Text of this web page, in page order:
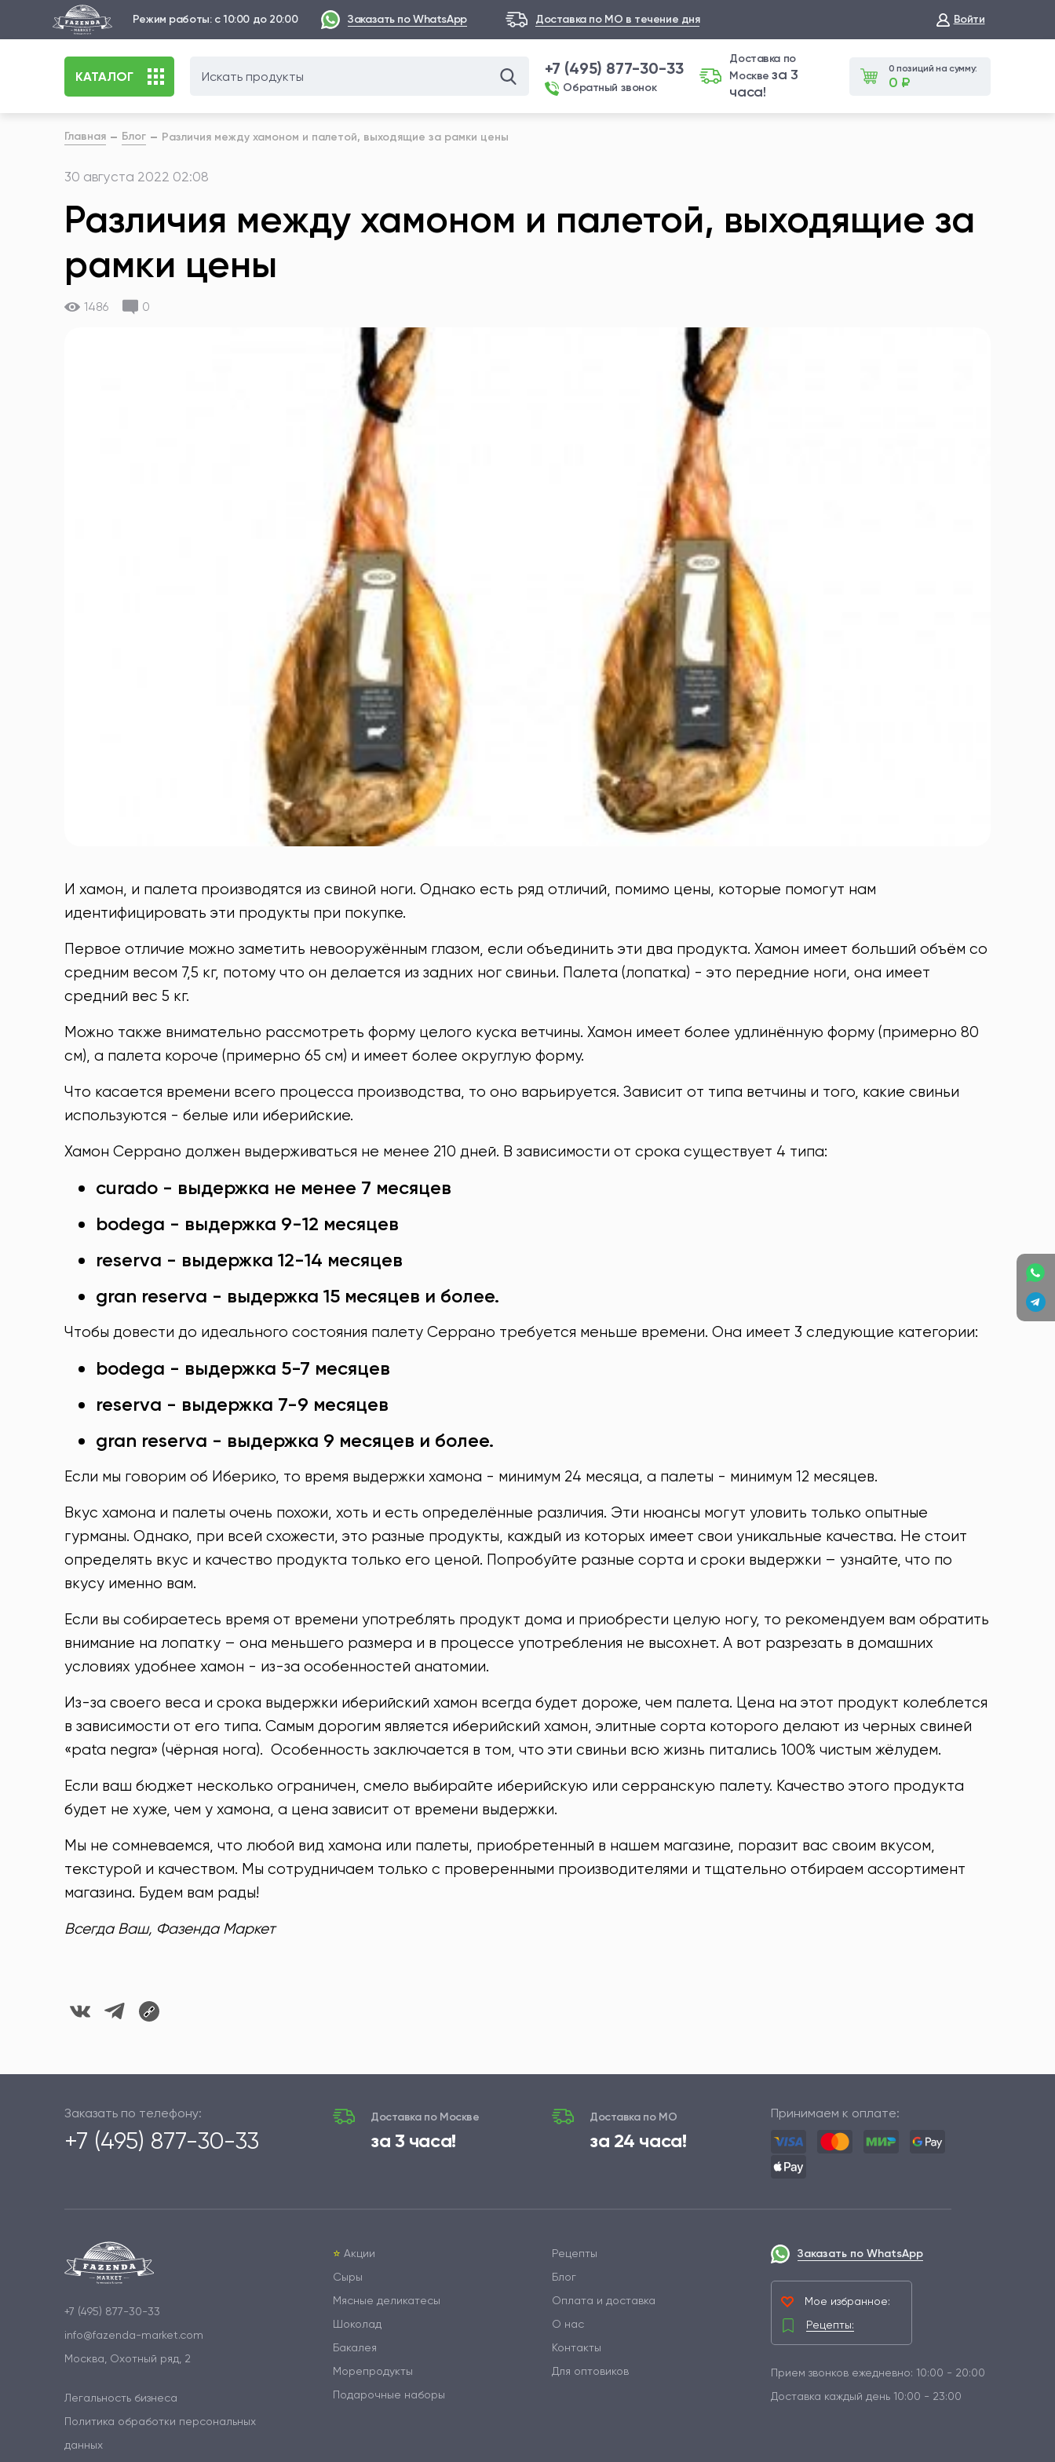
Режим работы: с 10:00 до 20:00 Заказать по WhatsApp Доставка по МО в течение дня Войти
КАТАЛОГ +7 (495) 877-30-33
Обратный звонок
Доставка по
Москвеза 3
часа!
0 позиций на сумму:
0 ₽
Главная Блог Различия между хамоном и палетой, выходящие за рамки цены
30 августа 2022 02:08
Различия между хамоном и палетой, выходящие за
рамки цены
1486 0
И хамон, и палета производятся из свиной ноги. Однако есть ряд отличий, помимо цены, которые помогут нам
идентифицировать эти продукты при покупке.
Первое отличие можно заметить невооружённым глазом, если объединить эти два продукта. Хамон имеет больший объём со
средним весом 7,5 кг, потому что он делается из задних ног свиньи. Палета (лопатка) - это передние ноги, она имеет
средний вес 5 кг.
Можно также внимательно рассмотреть форму целого куска ветчины. Хамон имеет более удлинённую форму (примерно 80
см), а палета короче (примерно 65 см) и имеет более округлую форму.
Что касается времени всего процесса производства, то оно варьируется. Зависит от типа ветчины и того, какие свиньи
используются - белые или иберийские.
Хамон Серрано должен выдерживаться не менее 210 дней. В зависимости от срока существует 4 типа:
curado - выдержка не менее 7 месяцев
bodega - выдержка 9-12 месяцев
reserva - выдержка 12-14 месяцев
gran reserva - выдержка 15 месяцев и более.
Чтобы довести до идеального состояния палету Серрано требуется меньше времени. Она имеет 3 следующие категории:
bodega - выдержка 5-7 месяцев
reserva - выдержка 7-9 месяцев
gran reserva - выдержка 9 месяцев и более.
Если мы говорим об Иберико, то время выдержки хамона - минимум 24 месяца, а палеты - минимум 12 месяцев.
Вкус хамона и палеты очень похожи, хоть и есть определённые различия. Эти нюансы могут уловить только опытные
гурманы. Однако, при всей схожести, это разные продукты, каждый из которых имеет свои уникальные качества. Не стоит
определять вкус и качество продукта только его ценой. Попробуйте разные сорта и сроки выдержки – узнайте, что по
вкусу именно вам.
Если вы собираетесь время от времени употреблять продукт дома и приобрести целую ногу, то рекомендуем вам обратить
внимание на лопатку – она меньшего размера и в процессе употребления не высохнет. А вот разрезать в домашних
условиях удобнее хамон - из-за особенностей анатомии.
Из-за своего веса и срока выдержки иберийский хамон всегда будет дороже, чем палета. Цена на этот продукт колеблется
в зависимости от его типа. Самым дорогим является иберийский хамон, элитные сорта которого делают из черных свиней
«pata negra» (чёрная нога). Особенность заключается в том, что эти свиньи всю жизнь питались 100% чистым жёлудем.
Если ваш бюджет несколько ограничен, смело выбирайте иберийскую или серранскую палету. Качество этого продукта
будет не хуже, чем у хамона, а цена зависит от времени выдержки.
Мы не сомневаемся, что любой вид хамона или палеты, приобретенный в нашем магазине, поразит вас своим вкусом,
текстурой и качеством. Мы сотрудничаем только с проверенными производителями и тщательно отбираем ассортимент
магазина. Будем вам рады!
Всегда Ваш, Фазенда Маркет
Заказать по телефону:
+7 (495) 877-30-33
Доставка по Москве
за 3 часа!
Доставка по МО
за 24 часа!
Принимаем к оплате:
+7 (495) 877-30-33
info@fazenda-market.com
Москва, Охотный ряд, 2
Легальность бизнеса
Политика обработки персональных
данных
⭐️ Акции
Сыры
Мясные деликатесы
Шоколад
Бакалея
Морепродукты
Подарочные наборы
Рецепты
Блог
Оплата и доставка
О нас
Контакты
Для оптовиков
Заказать по WhatsApp
Мое избранное:
Рецепты:
Прием звонков ежедневно: 10:00 - 20:00
Доставка каждый день 10:00 - 23:00